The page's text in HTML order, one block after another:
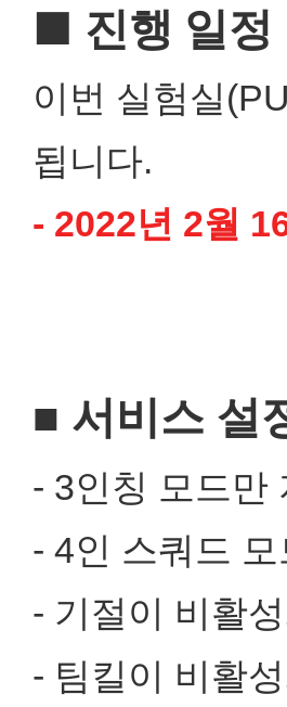
■ 진행 일정
이번 실험실
됩니다.
- 2022년 2월
■ 서비스 설
- 3인칭 모드만
- 4인 스쿼드
- 기절이 비활
- 팀킬이 비활